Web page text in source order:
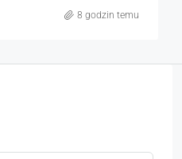
8 godzin temu